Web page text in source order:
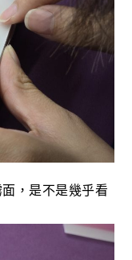
，是不是幾乎看